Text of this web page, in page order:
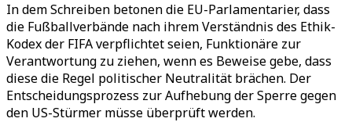
In dem Schreiben betonen die EU-Parlamentarier, dass
die Fußballverbände nach ihrem Verständnis des Ethik-
Kodex der FIFA verpflichtet seien, Funktionäre zur
Verantwortung zu ziehen, wenn es Beweise gebe, dass
diese die Regel politischer Neutralität brächen. Der
Entscheidungsprozess zur Aufhebung der Sperre gegen
den US-Stürmer müsse überprüft werden.